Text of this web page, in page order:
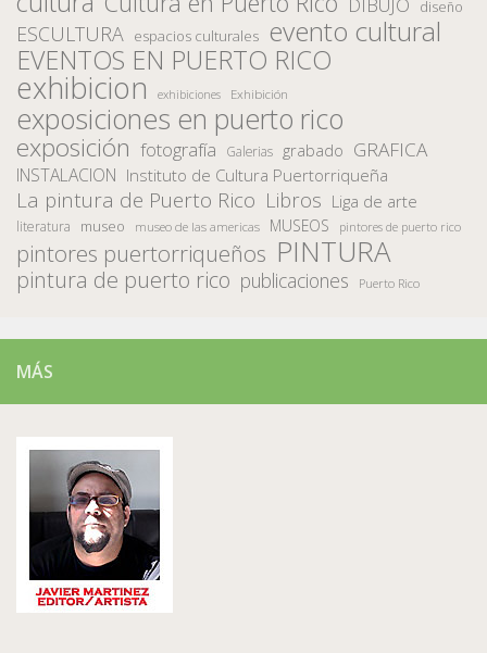
DIBUJO diseño
ESCULTURA espacios culturales evento cultural
EVENTOS EN PUERTO RICO
exhibicion exhibiciones Exhibición
exposiciones en puerto rico
exposición fotografía Galerias grabado GRAFICA
INSTALACION Instituto de Cultura Puertorriqueña
La pintura de Puerto Rico Libros Liga de arte
literatura museo museo de las americas MUSEOS pintores de puerto rico
pintores puertorriqueños PINTURA
pintura de puerto rico publicaciones Puerto Rico
MÁS